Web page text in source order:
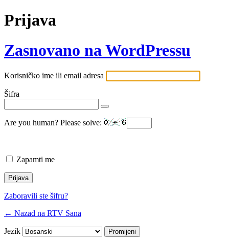
Prijava
Zasnovano na WordPressu
Korisničko ime ili email adresa
Šifra
Are you human? Please solve:
Zapamti me
Zaboravili ste šifru?
← Nazad na RTV Sana
Jezik